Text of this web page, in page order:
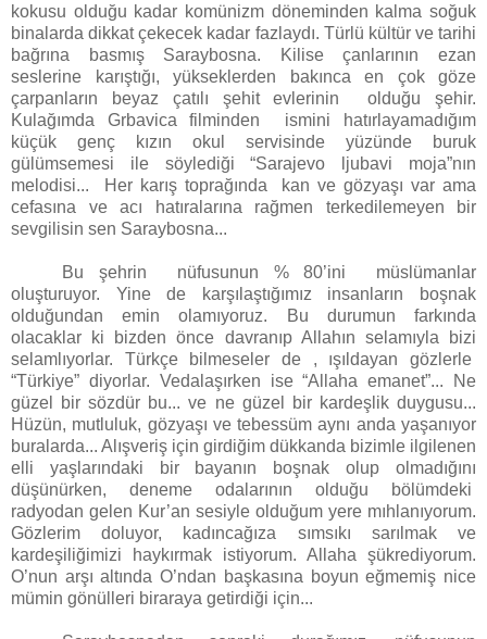
kokusu olduğu kadar komünizm döneminden kalma soğuk
binalarda dikkat çekecek kadar fazlaydı. Türlü kültür ve tarihi
bağrına basmış Saraybosna. Kilise çanlarının ezan
seslerine karıştığı, yükseklerden bakınca en çok göze
çarpanların beyaz çatılı şehit evlerinin olduğu şehir.
Kulağımda Grbavica filminden ismini hatırlayamadığım
küçük genç kızın okul servisinde yüzünde buruk
gülümsemesi ile söylediği “Sarajevo ljubavi moja”nın
melodisi... Her karış toprağında kan ve gözyaşı var ama
cefasına ve acı hatıralarına rağmen terkedilemeyen bir
sevgilisin sen Saraybosna...
Bu şehrin nüfusunun % 80’ini müslümanlar
oluşturuyor. Yine de karşılaştığımız insanların boşnak
olduğundan emin olamıyoruz. Bu durumun farkında
olacaklar ki bizden önce davranıp Allahın selamıyla bizi
selamlıyorlar. Türkçe bilmeseler de , ışıldayan gözlerle
“Türkiye” diyorlar. Vedalaşırken ise “Allaha emanet”... Ne
güzel bir sözdür bu... ve ne güzel bir kardeşlik duygusu...
Hüzün, mutluluk, gözyaşı ve tebessüm aynı anda yaşanıyor
buralarda... Alışveriş için girdiğim dükkanda bizimle ilgilenen
elli yaşlarındaki bir bayanın boşnak olup olmadığını
düşünürken, deneme odalarının olduğu bölümdeki
radyodan gelen Kur’an sesiyle olduğum yere mıhlanıyorum.
Gözlerim doluyor, kadıncağıza sımsıkı sarılmak ve
kardeşiliğimizi haykırmak istiyorum. Allaha şükrediyorum.
O’nun arşı altında O’ndan başkasına boyun eğmemiş nice
mümin gönülleri biraraya getirdiği için...